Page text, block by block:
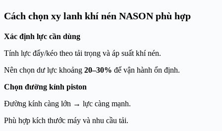
Cách chọn xy lanh khí nén NASON phù hợp
Xác định lực cần dùng
Tính lực đẩy/kéo theo tải trọng và áp suất khí nén.
Nên chọn dư lực khoảng 20–30% để vận hành ổn định.
Chọn đường kính piston
Đường kính càng lớn → lực càng mạnh.
Phù hợp kích thước máy và nhu cầu tải.